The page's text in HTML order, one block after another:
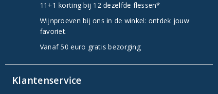
11+1 korting bij 12 dezelfde flessen*
Wijnproeven bij ons in de winkel: ontdek jouw
favoriet.
Vanaf 50 euro gratis bezorging
Klantenservice